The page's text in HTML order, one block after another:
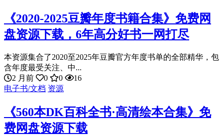
《2020-2025豆瓣年度书籍合集》免费网
盘资源下载，6年高分好书一网打尽
本资源集合了2020至2025年豆瓣官方年度书单的全部精华，包
含年度最受关注、中...
2 月前
0 0
16
电子书/文档 资源
《560本DK百科全书·高清绘本合集》免
费网盘资源下载